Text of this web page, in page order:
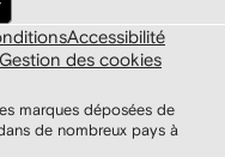
Accessibilité
Gestion des cookies
marques déposées de
de nombreux pays à